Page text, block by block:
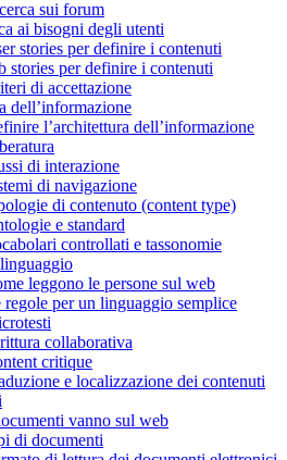
sui forum
ai bisogni degli utenti
stories per definire i contenuti
stories per definire i contenuti
di accettazione
dell’informazione
l’architettura dell’informazione
di interazione
di navigazione
di contenuto (content type)
e standard
controllati e tassonomie
leggono le persone sul web
per un linguaggio semplice
collaborativa
critique
e localizzazione dei contenuti
vanno sul web
di documenti